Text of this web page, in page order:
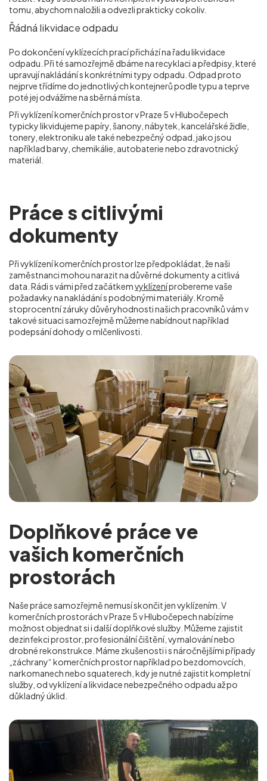
tomu, abychom naložili a odvezli prakticky cokoliv.
Řádná likvidace odpadu
Po dokončení vyklízecích prací přichází na řadu likvidace
odpadu. Při té samozřejmě dbáme na recyklaci a předpisy, které
upravují nakládání s konkrétními typy odpadu. Odpad proto
nejprve třídíme do jednotlivých kontejnerů podle typu a teprve
poté jej odvážíme na sběrná místa.
Při vyklízení komerčních prostor v Praze 5 v Hlubočepech
typicky likvidujeme papíry, šanony, nábytek, kancelářské židle,
tonery, elektroniku ale také nebezpečný odpad, jako jsou
například barvy, chemikálie, autobaterie nebo zdravotnický
materiál.
Práce s citlivými
dokumenty
Při vyklízení komerčních prostor lze předpokládat, že naši
zaměstnanci mohou narazit na důvěrné dokumenty a citlivá
data. Rádi s vámi před začátkemvyklízeníprobereme vaše
požadavky na nakládání s podobnými materiály. Kromě
stoprocentní záruky důvěryhodnosti našich pracovníků vám v
takové situaci samozřejmě můžeme nabídnout například
podepsání dohody o mlčenlivosti.
Doplňkové práce ve
vašich komerčních
prostorách
Naše práce samozřejmě nemusí skončit jen vyklízením. V
komerčních prostorách v Praze 5 v Hlubočepech nabízíme
možnost objednat si i další doplňkové služby. Můžeme zajistit
dezinfekci prostor, profesionální čištění, vymalování nebo
drobné rekonstrukce. Máme zkušenosti i s náročnějšími případy
„záchrany“ komerčních prostor například po bezdomovcích,
narkomanech nebo squaterech, kdy je nutné zajistit kompletní
služby, od vyklízení a likvidace nebezpečného odpadu až po
důkladný úklid.